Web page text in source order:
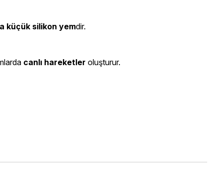
küçük silikon yemdir.
canlı hareketler oluşturur.